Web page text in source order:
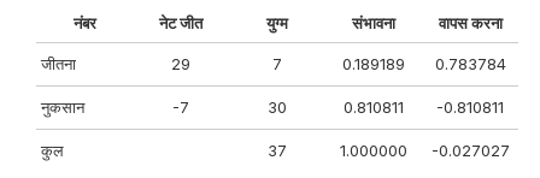
नंबर नेट जीत युग्म संभावना वापस करना
जीतना 29 7 0.189189 0.783784
नुकसान -7 30 0.810811 -0.810811
कुल 37 1.000000 -0.027027